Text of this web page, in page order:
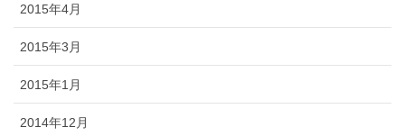
2015年4月
2015年3月
2015年1月
2014年12月